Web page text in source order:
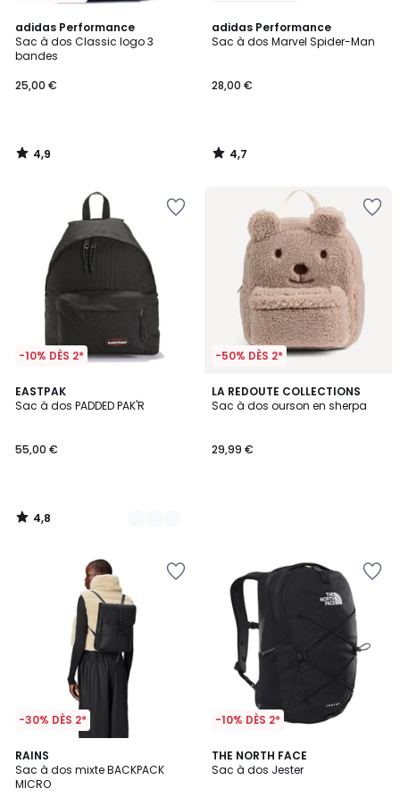
adidas Performance
Sac à dos Classic logo 3
bandes
25,00 €
4,9
/ 5
4,9
/
adidas Performance
Sac à dos Marvel Spider-Man
28,00 €
4,7
/ 5
4,7
/
-10% DÈS 2*
EASTPAK
Sac à dos PADDED PAK'R
55,00 €
4,8
/ 5
7
Couleurs
4,8
/
-50% DÈS 2*
LA REDOUTE COLLECTIONS
Sac à dos ourson en sherpa
29,99 €
-30% DÈS 2*
RAINS
Sac à dos mixte BACKPACK
MICRO
5
/
5
-10% DÈS 2*
THE NORTH FACE
Sac à dos Jester
4,7
/ 5